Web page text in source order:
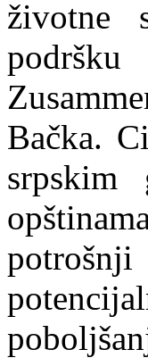
životne
Bačka.